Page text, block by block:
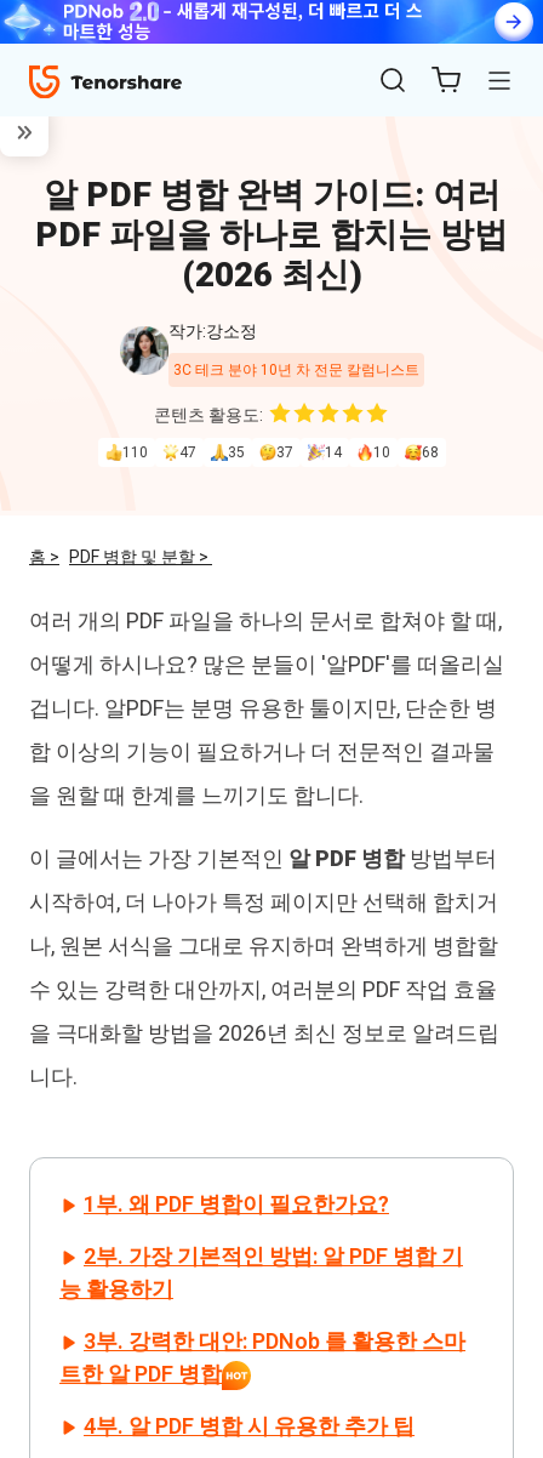
ReiBoot
4uKey
알 PDF 병합 완벽 가이드: 여러
PDF 파일을 하나로 합치는 방법
(2026 최신)
작가:강소정
3C 테크 분야 10년 차 전문 칼럼니스트
콘텐츠 활용도:
110 47 35 37 14 10 68
홈 > PDF 병합 및 분할 >
여러 개의 PDF 파일을 하나의 문서로 합쳐야 할 때,
어떻게 하시나요? 많은 분들이 '알PDF'를 떠올리실
겁니다. 알PDF는 분명 유용한 툴이지만, 단순한 병
합 이상의 기능이 필요하거나 더 전문적인 결과물
을 원할 때 한계를 느끼기도 합니다.
이 글에서는 가장 기본적인 알 PDF 병합방법부터
시작하여, 더 나아가 특정 페이지만 선택해 합치거
나, 원본 서식을 그대로 유지하며 완벽하게 병합할
수 있는 강력한 대안까지, 여러분의 PDF 작업 효율
을 극대화할 방법을 2026년 최신 정보로 알려드립
니다.
1부. 왜 PDF 병합이 필요한가요?
2부. 가장 기본적인 방법: 알 PDF 병합 기
능 활용하기
3부. 강력한 대안: PDNob 를 활용한 스마
트한 알 PDF 병합
4부. 알 PDF 병합 시 유용한 추가 팁